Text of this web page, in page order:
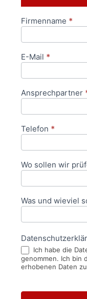
Anfrageformular
Firmenname *
E-Mail *
Ansprechpartner
Telefon *
Wo sollen wir
Was und wieviel
Ich habe die
genommen. Ich bin
erhobenen Daten